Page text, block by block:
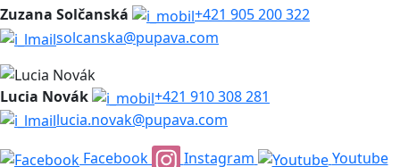
Zuzana Solčanská
+421 905 200 322
solcanska@pupava.com
Lucia Novák
+421 910 308 281
lucia.novak@pupava.com
Facebook
Instagram Youtube